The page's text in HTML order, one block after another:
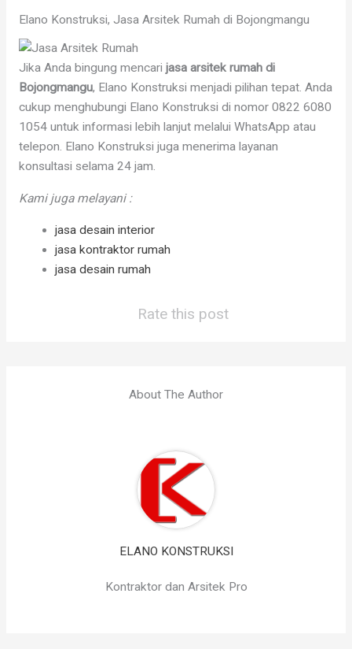
Elano Konstruksi, Jasa Arsitek Rumah di Bojongmangu
Jika Anda bingung mencari jasa arsitek rumah di
Bojongmangu, Elano Konstruksi menjadi pilihan tepat. Anda
cukup menghubungi Elano Konstruksi di nomor 0822 6080
1054 untuk informasi lebih lanjut melalui WhatsApp atau
telepon. Elano Konstruksi juga menerima layanan
konsultasi selama 24 jam.
Kami juga melayani :
jasa desain interior
jasa kontraktor rumah
jasa desain rumah
Rate this post
About The Author
ELANO KONSTRUKSI
Kontraktor dan Arsitek Pro